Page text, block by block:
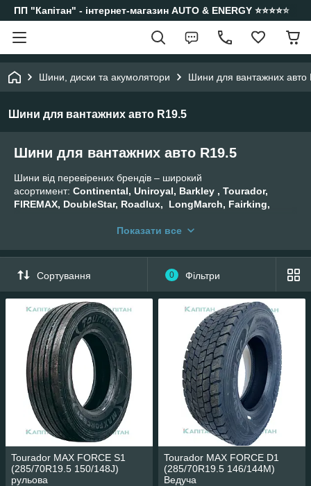
ПП "Капітан" - інтернет-магазин AUTO & ENERGY ⭐️⭐️⭐️⭐️⭐️
Шини, диски та акумолятори Шини для вантажних
Шини для вантажних авто R19.5
Шини для вантажних авто R19.5
Шини від перевірених брендів – широкий
асортимент: Continental, Uniroyal, Barkley , Tourador,
FIREMAX, DoubleStar, Roadlux, LongMarch, Fairking,
Doupro , Hosuper, Roadmax.Показати все
Сортування 0 Фільтри
Tourador MAX FORCE S1
(285/70R19.5 150/148J)
рульова
Tourador MAX FORCE D1
(285/70R19.5 146/144M)
Ведуча